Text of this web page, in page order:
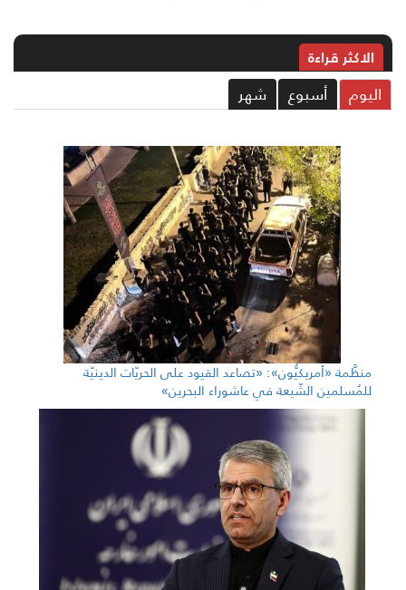
الاکثر قراءة
أسبوع شهر
منظَّمة «أمريكيُّون»: «تصاعد القيود على الحريّات الدينيّة
للمُسلمين الشّيعة في عاشوراء البحرين»